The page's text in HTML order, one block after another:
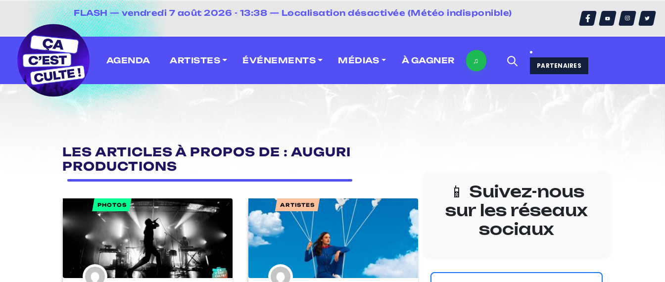
⚡
FLASH — vendredi 7 août 2026 - 13:38 — Localisation désactivée (Météo indisponible)
[20 juin au 13 juillet 2026] Caravan' Square Festival (Neuville-en-Ferrain)
AGENDA ARTISTES ÉVÉNEMENTS MÉDIAS À GAGNER ♫
PARTENAIRES
LES ARTICLES À PROPOS DE : AUGURI
PRODUCTIONS
PHOTOS ARTISTES
📱 Suivez-nous
sur les réseaux
sociaux